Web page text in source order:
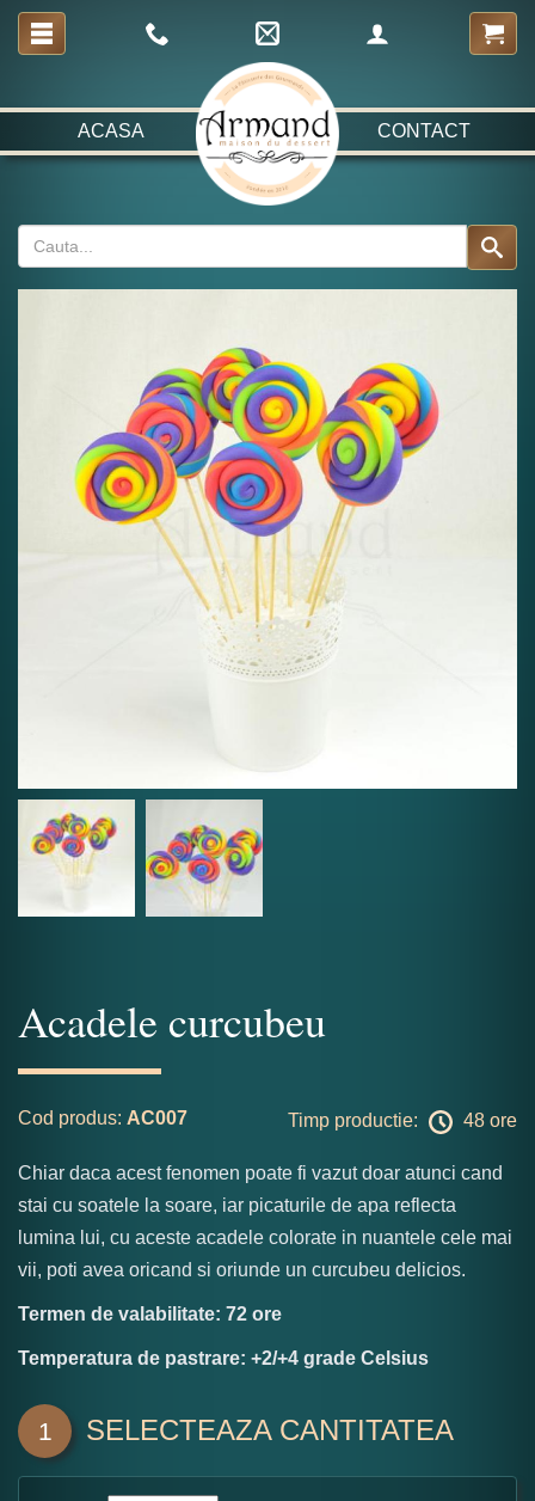
ACASA CONTACT
Acadele curcubeu
Cod produs: AC007 Timp productie: 48 ore
Chiar daca acest fenomen poate fi vazut doar atunci cand
stai cu soatele la soare, iar picaturile de apa reflecta
lumina lui, cu aceste acadele colorate in nuantele cele mai
vii, poti avea oricand si oriunde un curcubeu delicios.
Termen de valabilitate: 72 ore
Temperatura de pastrare: +2/+4 grade Celsius
1 SELECTEAZA CANTITATEA